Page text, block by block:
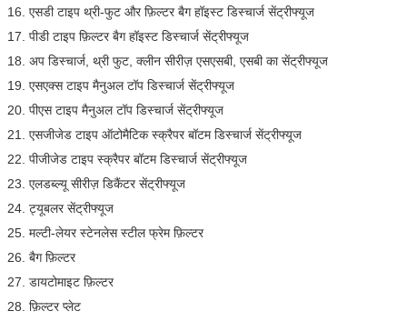
16. एसडी टाइप थ्री-फुट और फ़िल्टर बैग हॉइस्ट डिस्चार्ज सेंट्रीफ्यूज
17. पीडी टाइप फ़िल्टर बैग हॉइस्ट डिस्चार्ज सेंट्रीफ्यूज
18. अप डिस्चार्ज, थ्री फुट, क्लीन सीरीज़ एसएसबी, एसबी का सेंट्रीफ्यूज
19. एसएक्स टाइप मैनुअल टॉप डिस्चार्ज सेंट्रीफ्यूज
20. पीएस टाइप मैनुअल टॉप डिस्चार्ज सेंट्रीफ्यूज
21. एसजीजेड टाइप ऑटोमैटिक स्क्रैपर बॉटम डिस्चार्ज सेंट्रीफ्यूज
22. पीजीजेड टाइप स्क्रैपर बॉटम डिस्चार्ज सेंट्रीफ्यूज
23. एलडब्ल्यू सीरीज़ डिकैंटर सेंट्रीफ्यूज
24. ट्यूबलर सेंट्रीफ्यूज
25. मल्टी-लेयर स्टेनलेस स्टील फ्रेम फ़िल्टर
26. बैग फ़िल्टर
27. डायटोमाइट फ़िल्टर
28. फ़िल्टर प्लेट